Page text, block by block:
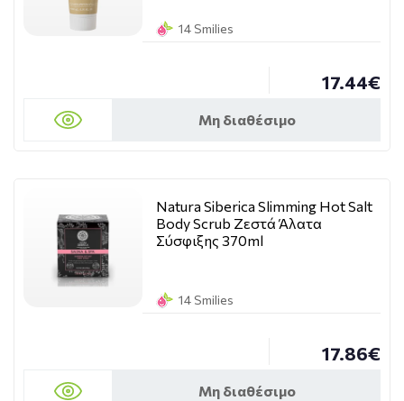
14 Smilies
17.44€
Μη διαθέσιμο
Natura Siberica Slimming Hot Salt
Body Scrub Ζεστά Άλατα
Σύσφιξης 370ml
14 Smilies
17.86€
Μη διαθέσιμο